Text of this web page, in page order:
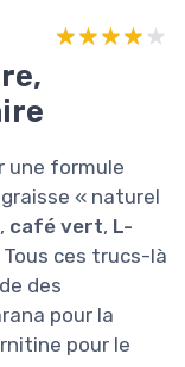
★★★★★
★★★★★
une formule
« naturel
, café vert, L-
Tous ces trucs-là
des
pour la
pour le